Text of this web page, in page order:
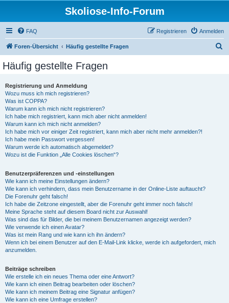
Skoliose-Info-Forum
FAQ Anmelden
Registrieren
Foren-Übersicht Häufig gestellte Fragen
Häufig gestellte Fragen
Registrierung und Anmeldung
Wozu muss ich mich registrieren?
Was ist COPPA?
Warum kann ich mich nicht registrieren?
Ich habe mich registriert, kann mich aber nicht anmelden!
Warum kann ich mich nicht anmelden?
Ich habe mich vor einiger Zeit registriert, kann mich aber nicht mehr anmelden?!
Ich habe mein Passwort vergessen!
Warum werde ich automatisch abgemeldet?
Wozu ist die Funktion „Alle Cookies löschen“?
Benutzerpräferenzen und -einstellungen
Wie kann ich meine Einstellungen ändern?
Wie kann ich verhindern, dass mein Benutzername in der Online-Liste auftaucht?
Die Forenuhr geht falsch!
Ich habe die Zeitzone eingestellt, aber die Forenuhr geht immer noch falsch!
Meine Sprache steht auf diesem Board nicht zur Auswahl!
Was sind das für Bilder, die bei meinem Benutzernamen angezeigt werden?
Wie verwende ich einen Avatar?
Was ist mein Rang und wie kann ich ihn ändern?
Wenn ich bei einem Benutzer auf den E-Mail-Link klicke, werde ich aufgefordert, mich
anzumelden.
Beiträge schreiben
Wie erstelle ich ein neues Thema oder eine Antwort?
Wie kann ich einen Beitrag bearbeiten oder löschen?
Wie kann ich meinem Beitrag eine Signatur anfügen?
Wie kann ich eine Umfrage erstellen?